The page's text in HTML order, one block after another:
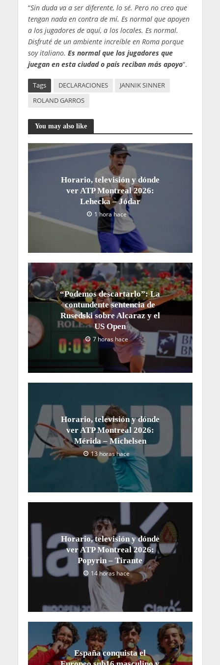
“Sin duda va a ser diferente, lo sé. Pero no creo que
tengan nada en contra de mí. Es normal que apoyen
a los jugadores de aquí, a los locales. Es normal.
Disfruté de un ambiente increíble en Roma porque
soy italiano. Es normal que los jugadores que
juegan en esta ciudad o país reciban más apoyo“.
Tags DECLARACIONES
JANNIK SINNER
ROLAND GARROS
You may also like
Horario, televisión y dónde
ver ATP Montreal 2026:
Lehecka – Jódar
1 hora hace
“Podemos descartarlo”: La
contundente sentencia de
Rusedski sobre Alcaraz y el
US Open
7 horas hace
Horario, televisión y dónde
ver ATP Montreal 2026:
Mérida – Michelsen
13 horas hace
Horario, televisión y dónde
ver ATP Montreal 2026:
Popyrin – Tirante
14 horas hace
España conquista el